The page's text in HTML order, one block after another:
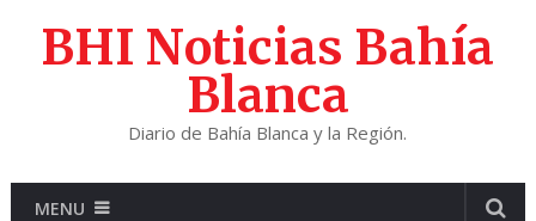
BHI Noticias Bahía
Blanca
Diario de Bahía Blanca y la Región.
MENU